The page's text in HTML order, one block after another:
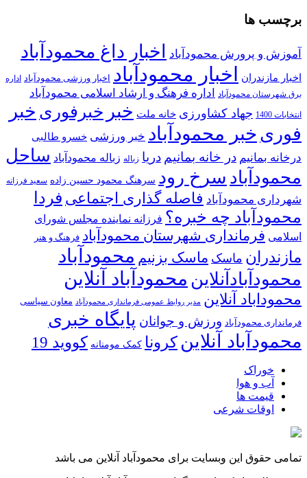
برچسب ها
آموزش و پرورش محمودآباد اخبار داغ محمودآباد
اخبار مازندران اخبار محمودآباد اخبار ورزشی محمودآباد اداره
برق شهرستان محمودآباد
اداره فرهنگ و ارشاد اسلامی محمودآباد
انتخابات 1400 جهاد کشاورزی خانه ملت خبر خبرفوری خبر
فوری خبر محمودآباد خبر ورزشی خسرو طالبی
درخانه بمانیم در خانه بمانیم دریا زباله زباله محمودآباد ساحل
محمودآباد سرخ رود سرهنگ محمود حسین زاده سعید فرزانه
شهرداری محمودآباد فاصله گذاری اجتماعی فردا
محمودآباد چه خبره؟ فرزانه نماینده مجلس شورای
اسلامی فرمانداری شهرستان محمودآباد فرهنگ و هنر
مازندران ماسک ماسک بزنیم محمودآباد
محمودآبادآنلاین محمودآباد آنلاین
محموداباد آنلاین مدیر روابط عمومی فرمانداری محمودآباد معاون سیاسی
فرمانداری محمودآباد ورزش و جوانان پایگاه خبری
محمودآباد آنلاین کرونا کمک مومنانه کووید 19
خوراک
آب و هوا
قیمت ها
اوقات شرعی
تمامی حقوق این وبسایت برای محمودآباد آنلاین می باشد